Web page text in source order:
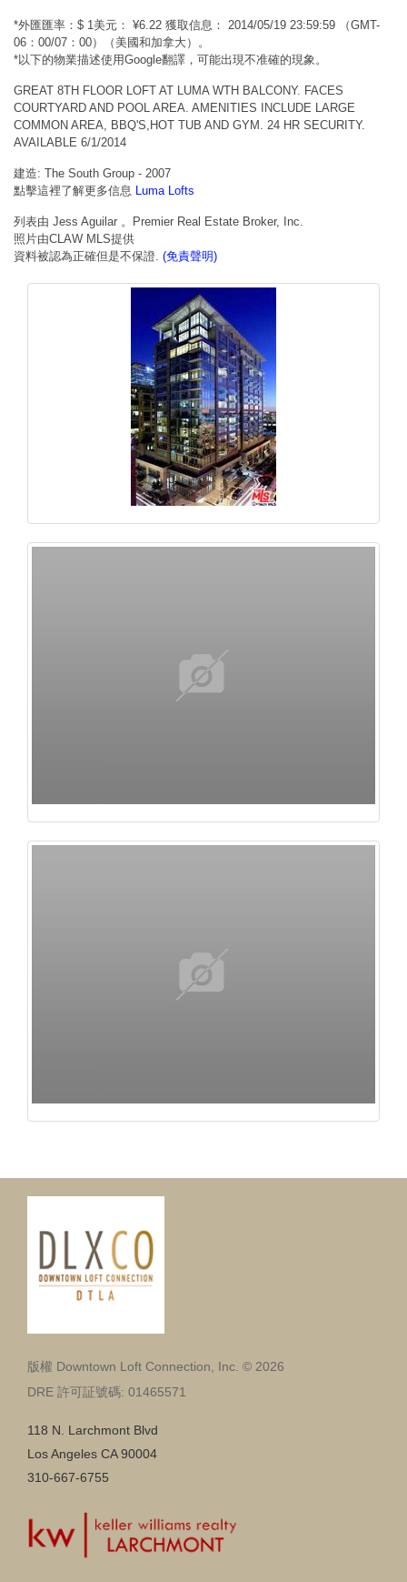
*外匯匯率：$ 1美元： ¥6.22 獲取信息： 2014/05/19 23:59:59 （GMT-
06：00/07：00）（美國和加拿大）。
*以下的物業描述使用Google翻譯，可能出現不准確的現象。
GREAT 8TH FLOOR LOFT AT LUMA WTH BALCONY. FACES
COURTYARD AND POOL AREA. AMENITIES INCLUDE LARGE
COMMON AREA, BBQ'S,HOT TUB AND GYM. 24 HR SECURITY.
AVAILABLE 6/1/2014
建造: The South Group - 2007
點擊這裡了解更多信息
Luma Lofts
列表由 Jess Aguilar 。Premier Real Estate Broker, Inc.
照片由CLAW MLS提供
資料被認為正確但是不保證. (免責聲明)
版權 Downtown Loft Connection, Inc. © 2026
DRE 許可証號碼: 01465571
118 N. Larchmont Blvd
Los Angeles CA 90004
310-667-6755